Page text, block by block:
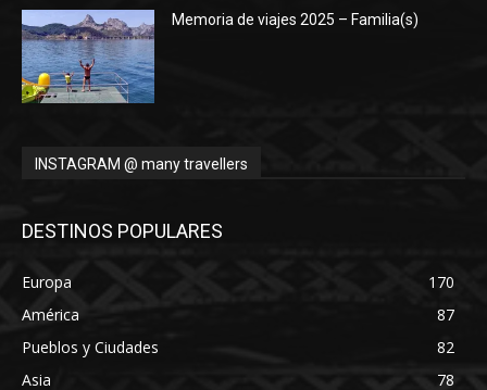
Memoria de viajes 2025 – Familia(s)
INSTAGRAM @ many travellers
DESTINOS POPULARES
Europa
170
América
87
Pueblos y Ciudades
82
Asia
78